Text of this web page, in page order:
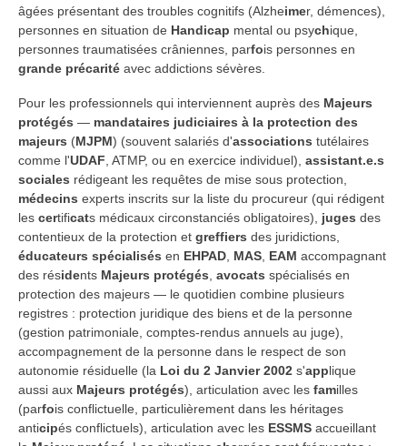
âgées présentant des troubles cognitifs (Alzheimer, démences),
personnes en situation de Handicap mental ou psychique,
personnes traumatisées crâniennes, parfois personnes en
grande précarité avec addictions sévères.
Pour les professionnels qui interviennent auprès des Majeurs
protégés — mandataires judiciaires à la protection des
majeurs (MJPM) (souvent salariés d'associations tutélaires
comme l'UDAF , ATMP, ou en exercice individuel), assistant.e.s
sociales rédigeant les requêtes de mise sous protection,
médecins experts inscrits sur la liste du procureur (qui rédigent
les certificats médicaux circonstanciés obligatoires), juges des
contentieux de la protection et greffiers des juridictions,
éducateurs spécialisés en EHPAD MAS EAM accompagnant
des résidents Majeurs protégés avocats spécialisés en
protection des majeurs — le quotidien combine plusieurs
registres : protection juridique des biens et de la personne
(gestion patrimoniale, comptes-rendus annuels au juge),
accompagnement de la personne dans le respect de son
autonomie résiduelle (la Loi du 2 Janvier 2002 s'applique
aussi aux Majeurs protégés), articulation avec les familles
(parfois conflictuelle, particulièrement dans les héritages
anticipés conflictuels), articulation avec les ESSMS accueillant